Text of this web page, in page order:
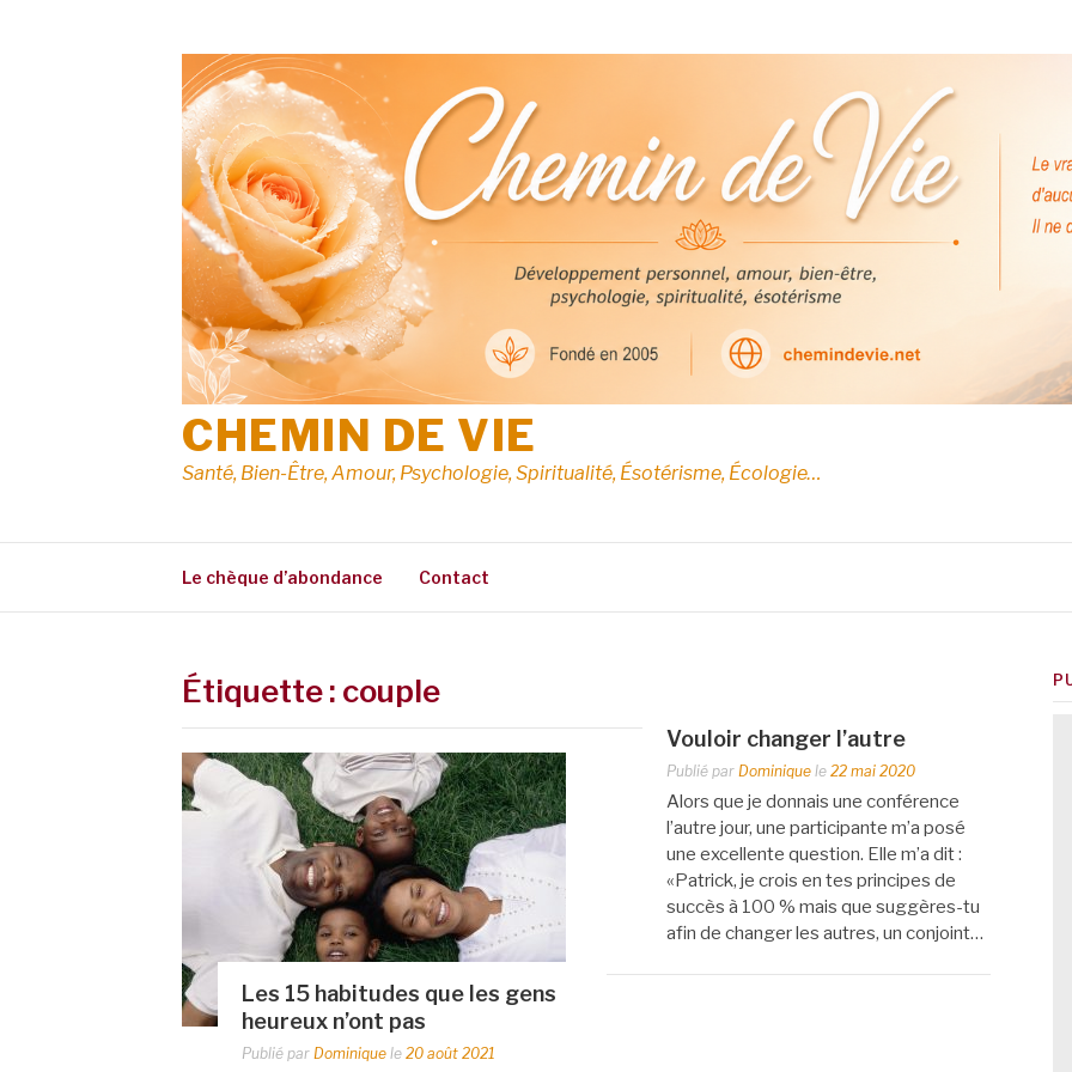
CHEMIN DE VIE
Santé, Bien-Être, Amour, Psychologie, Spiritualité, Ésotérisme, Écologie…
Le chèque d’abondance Contact
Étiquette : couple
Les 15 habitudes que les gens
heureux n’ont pas
Publié par Dominique le 20 août 2021
Vouloir changer l’autre
Publié par Dominiquele 22 mai 2020
Alors que je donnais une conférence
l’autre jour, une participante m’a posé
une excellente question. Elle m’a dit :
«Patrick, je crois en tes principes de
succès à 100 % mais que suggères-tu
afin de changer les autres, un conjoint…